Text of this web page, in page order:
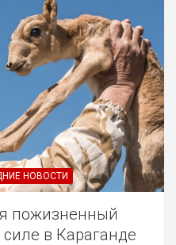
НОВОСТИ
пожизненный
в Караганде